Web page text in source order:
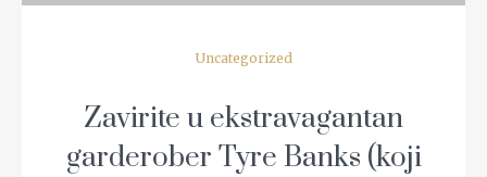
Uncategorized
Zavirite u ekstravagantan
garderober Tyre Banks (koji